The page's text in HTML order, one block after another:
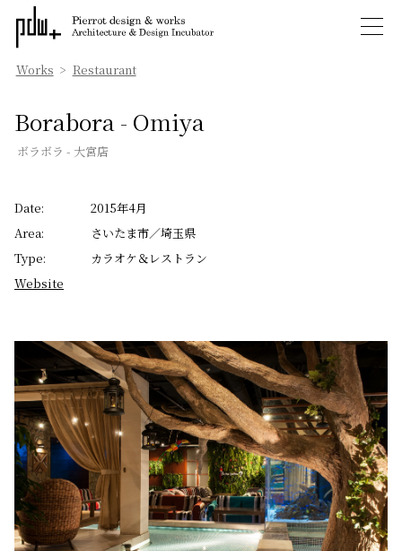
Works > Restaurant
Borabora - Omiya
ボラボラ - 大宮店
Date:
2015年4月
Area:
さいたま市／埼玉県
Type:
カラオケ＆レストラン
Website